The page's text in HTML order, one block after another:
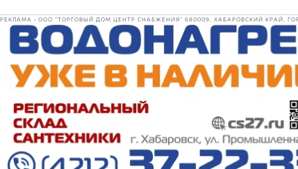
РЕКЛАМА • ООО "ТОРГОВЫЙ ДОМ ЦЕНТР СНАБЖЕНИЯ" 680009, ХАБАРОВСКИЙ КРАЙ,